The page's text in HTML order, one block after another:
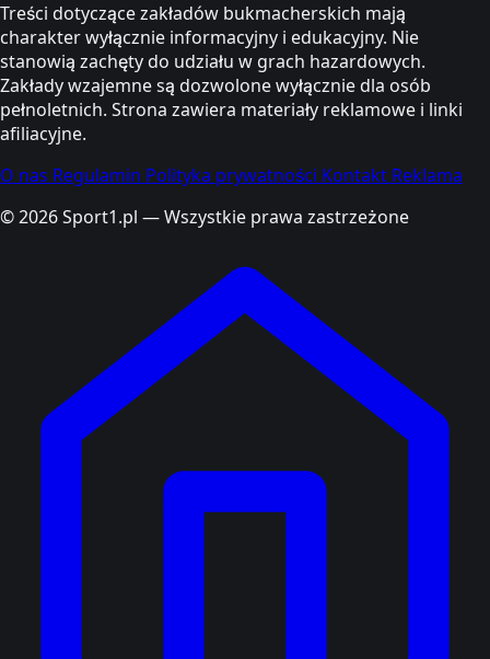
Treści dotyczące zakładów bukmacherskich mają
charakter wyłącznie informacyjny i edukacyjny. Nie
stanowią zachęty do udziału w grach hazardowych.
Zakłady wzajemne są dozwolone wyłącznie dla osób
pełnoletnich. Strona zawiera materiały reklamowe i linki
afiliacyjne.
O nas Regulamin Polityka prywatności Kontakt Reklama
© 2026 Sport1.pl — Wszystkie prawa zastrzeżone